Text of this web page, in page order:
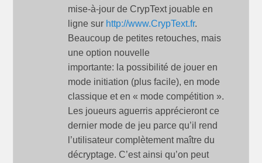
mise-à-jour de CrypText jouable en
ligne sur http://www.CrypText.fr.
Beaucoup de petites retouches, mais
une option nouvelle
importante: la possibilité de jouer en
mode initiation (plus facile), en mode
classique et en « mode compétition ».
Les joueurs aguerris apprécieront ce
dernier mode de jeu parce qu’il rend
l’utilisateur complètement maître du
décryptage. C’est ainsi qu’on peut